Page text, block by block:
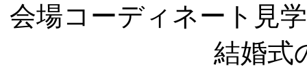
会場コーディネート見
結婚式